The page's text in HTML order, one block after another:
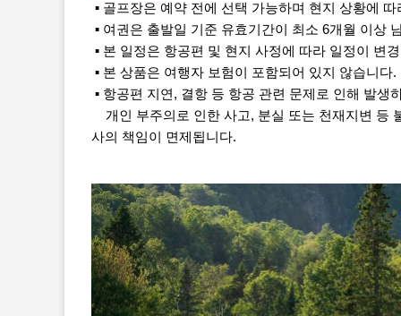
▪ 골프장은 예약 전에 선택 가능하며 현지 상황에
▪ 여권은 출발일 기준 유효기간이 최소 6개월 이상
▪ 본 일정은 항공편 및 현지 사정에 따라 일정이 변
▪ 본 상품은 여행자 보험이 포함되어 있지 않습니
▪ 항공편 지연, 결항 등 항공 관련 문제로 인해 발생
개인 부주의로 인한 사고, 분실 또는 천재지변 등
사의 책임이 면제됩니다.